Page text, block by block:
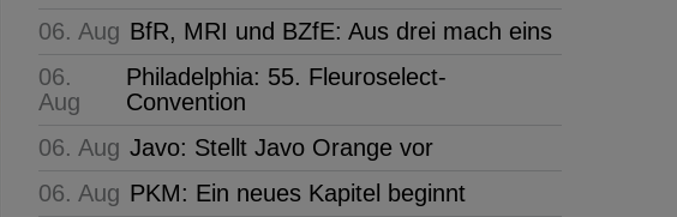
06. Aug BfR, MRI und BZfE: Aus drei mach eins
06.
Aug
Philadelphia: 55. Fleuroselect-
Convention
06. Aug Javo: Stellt Javo Orange vor
06. Aug PKM: Ein neues Kapitel beginnt